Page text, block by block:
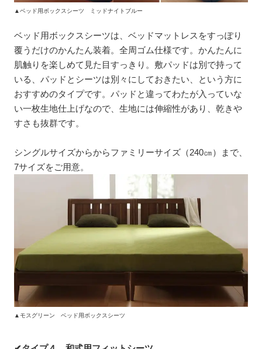
▲ベッド用ボックスシーツ ミッドナイトブルー
ベッド用ボックスシーツは、ベッドマットレスをすっぽり
覆うだけのかんたん装着。全周ゴム仕様です。かんたんに
肌触りを楽しめて見た目すっきり。敷パッドは別で持って
いる、パッドとシーツは別々にしておきたい、という方に
おすすめのタイプです。パッドと違ってわたが入っていな
い一枚生地仕上げなので、生地には伸縮性があり、乾きや
すさも抜群です。
シングルサイズからからファミリーサイズ（240㎝）まで、
7サイズをご用意。
▲モスグリーン ベッド用ボックスシーツ